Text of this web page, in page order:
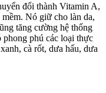
đổi thành Vitamin A,
Nó giữ cho làn da,
tăng cường hệ thống
phú các loại thực
cà rốt, dưa hấu, dưa